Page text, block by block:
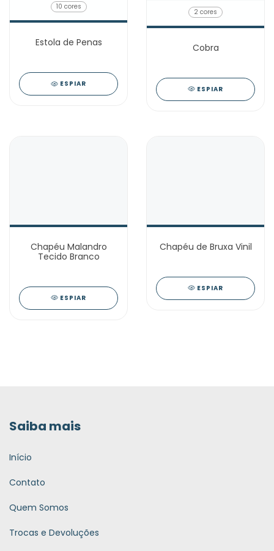
10 cores
Estola de Penas
ESPIAR
2 cores
Cobra
ESPIAR
Chapéu Malandro
Tecido Branco
ESPIAR
Chapéu de Bruxa Vinil
ESPIAR
Saiba mais
Início
Contato
Quem Somos
Trocas e Devoluções